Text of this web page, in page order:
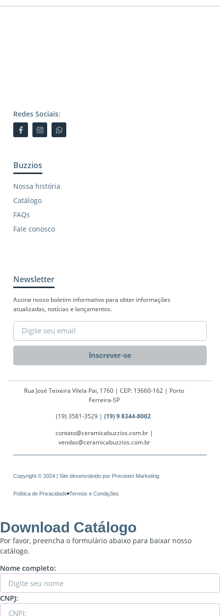
Redes Sociais:
Buzzios
Nossa história
Catálogo
FAQs
Fale conosco
Newsletter
Assine nosso boletim informativo para obter informações
atualizadas, notícias e lançamentos.
Inscrever-se
Rua José Teixeira Vilela Pai, 1760 | CEP: 13660-162 | Porto
Ferreira-SP
(19) 3581-3529 | (19) 9 8344-8002
contato@ceramicabuzzios.com.br |
vendas@ceramicabuzzios.com.br
Copyright © 2024 | Site desenvolvido por Precision Marketing
Política de Privacidade Termos e Condições
Download Catálogo
Por favor, preencha o formulário abaixo para baixar nosso
catálogo.
Nome completo:
CNPJ: